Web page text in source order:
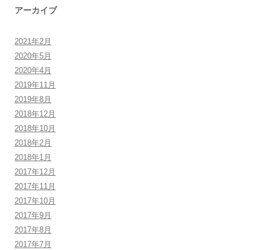
アーカイブ
2021年2月
2020年5月
2020年4月
2019年11月
2019年8月
2018年12月
2018年10月
2018年2月
2018年1月
2017年12月
2017年11月
2017年10月
2017年9月
2017年8月
2017年7月